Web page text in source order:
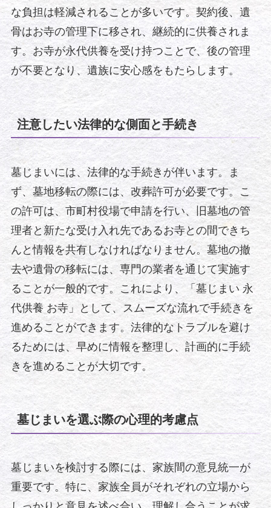
な負担は軽減されることが多いです。契約後、遺
骨はお寺の管理下に移され、継続的に供養されま
す。お寺が永代供養を受け持つことで、後の管理
が不要となり、遺族に安心感をもたらします。
注意したい法律的な側面と手続き
墓じまいには、法律的な手続きが伴います。ま
ず、墓地移転の際には、改葬許可が必要です。こ
の許可は、市町村役場で申請を行い、旧墓地の管
理者と新たな受け入れ先であるお寺との間できち
んと情報を共有しなければなりません。墓地の撤
去や遺骨の移転には、専門の業者を通じて実施す
ることが一般的です。これにより、「墓じまい 永
代供養 お寺」として、スムーズな流れで手続きを
進めることができます。法律的なトラブルを避け
るためには、早めに情報を整理し、計画的に手続
きを進めることが大切です。
墓じまいを選ぶ際の心理的考慮点
墓じまいを検討する際には、家族間の意見統一が
重要です。特に、家族全員がそれぞれの立場から